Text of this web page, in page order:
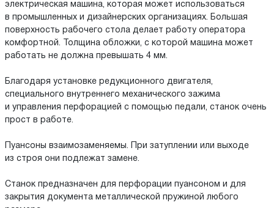
электрическая машина, которая может использоваться
в промышленных и дизайнерских организациях. Большая
поверхность рабочего стола делает работу оператора
комфортной. Толщина обложки, с которой машина может
работать не должна превышать 4 мм.
Благодаря установке редукционного двигателя,
специального внутреннего механического зажима
и управления перфорацией с помощью педали, станок очень
прост в работе.
Пуансоны взаимозаменяемы. При затуплении или выходе
из строя они подлежат замене.
Станок предназначен для перфорации пуансоном и для
закрытия документа металлической пружиной любого